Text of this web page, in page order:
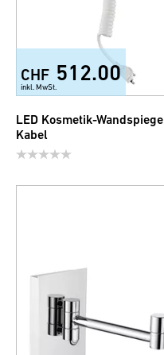
CHF 512.00
inkl. MwSt.
LED Kosmetik-
Kabel